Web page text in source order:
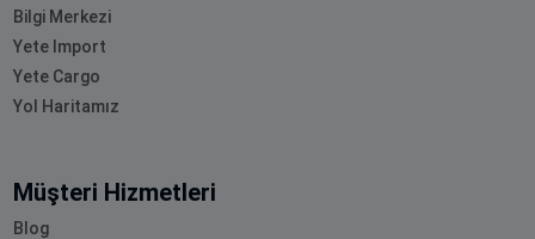
Bilgi Merkezi
Yete Import
Yete Cargo
Yol Haritamız
Müşteri Hizmetleri
Blog